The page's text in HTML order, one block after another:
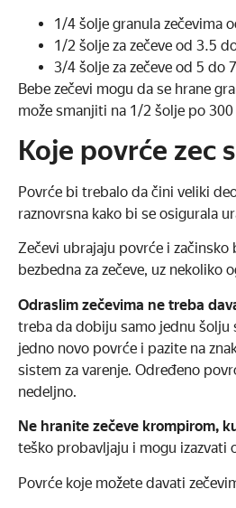
1/4 šolje granula zečevima
1/2 šolje za zečeve od 3.5
3/4 šolje za zečeve od 5 do
Bebe zečevi mogu da se hrane
može smanjiti na 1/2 šolje po
Koje povrće zec
Povrće bi trebalo da čini veliki
raznovrsna kako bi se osigurala
Zečevi ubrajaju povrće i začinsko
bezbedna za zečeve, uz
Odraslim zečevima ne treba
treba da dobiju samo jednu šolju
jedno novo povrće i pazite na
sistem za varenje. Određeno
nedeljno.
Ne hranite zečeve krompirom,
teško probavljaju i mogu izazvati
Povrće koje možete davati